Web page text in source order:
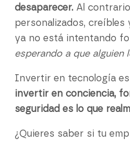
desaparecer. Al
personalizados, creíbles
ya no está intentando
esperando a que alguien
Invertir en tecnología
invertir en conciencia,
seguridad es lo que
¿Quieres saber si tu